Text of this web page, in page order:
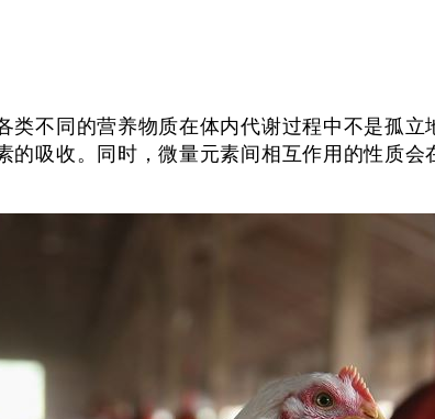
不同的营养物质在体内代谢过程中不是孤立
的吸收。同时，微量元素间相互作用的性质